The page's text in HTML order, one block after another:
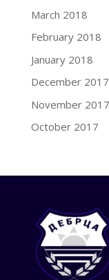
March 2018
February 2018
January 2018
December 2017
November 2017
October 2017